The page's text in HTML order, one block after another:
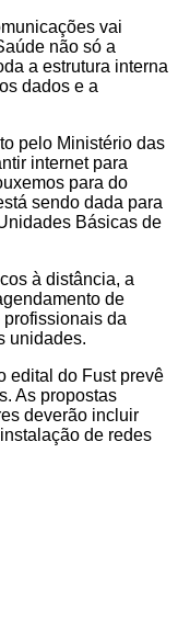
vai
não só a
a estrutura interna
dados e a
pelo Ministério das
internet para
para do
sendo dada para
Básicas de
à distância, a
de
da
unidades.
edital do Fust prevê
As propostas
deverão incluir
de redes